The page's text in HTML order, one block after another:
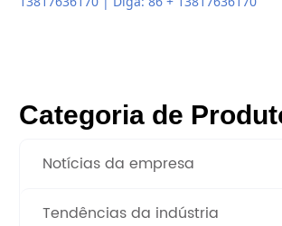
Categoria de
Notícias da empresa
Tendências da indústria